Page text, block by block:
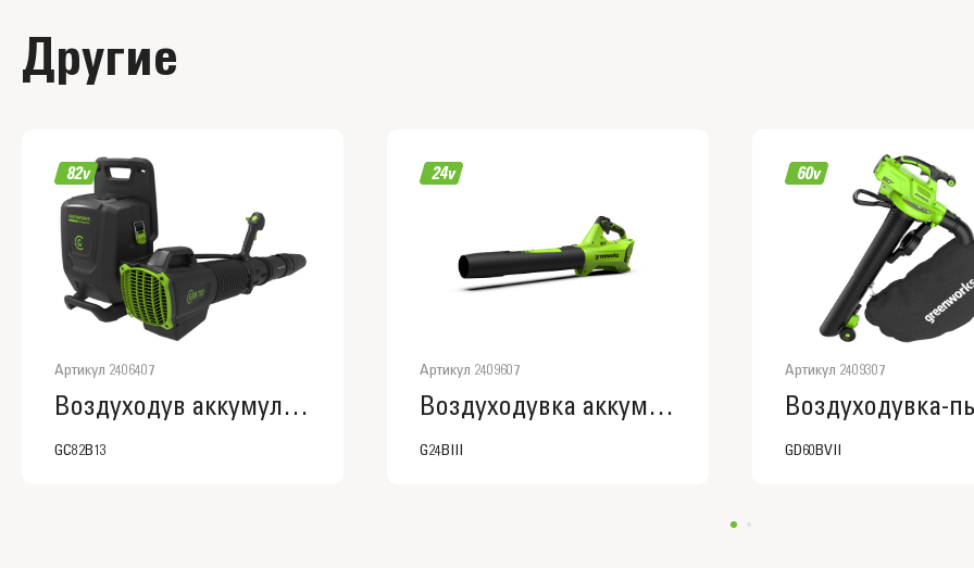
Другие
Артикул 2406407
Воздуходув аккумуляторный, ранцевый Greenworks , 82V, бесщеточный, без АКБ и ЗУ
GC82B13
Артикул 2409607
Воздуходувка аккумуляторная Greenworks G24BIII
G24BIII
Артикул 2409307
GD60BVII